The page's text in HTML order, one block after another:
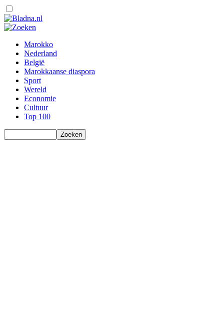
Marokko
Nederland
België
Marokkaanse diaspora
Sport
Wereld
Economie
Cultuur
Top 100